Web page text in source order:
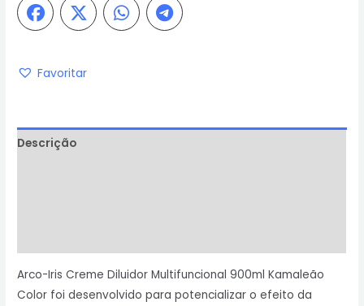
Favoritar
Descrição
Arco-Iris Creme Diluidor Multifuncional 900ml Kamaleão
Color foi desenvolvido para potencializar o efeito da